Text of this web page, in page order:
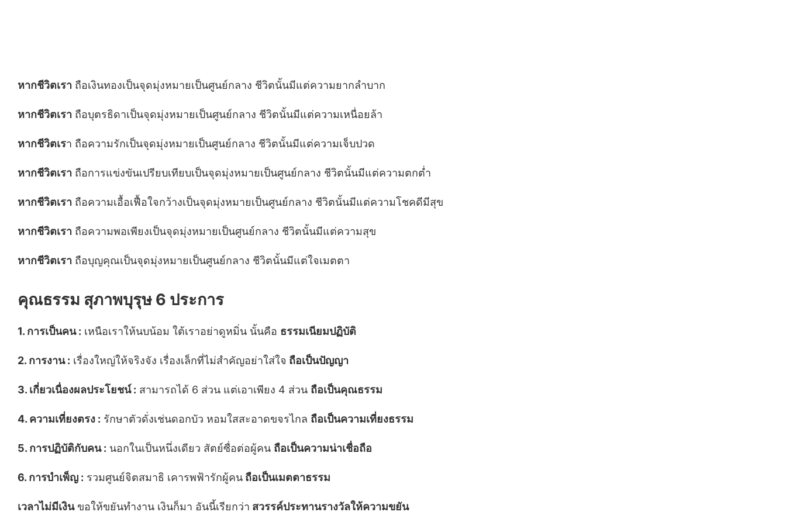
หากชีวิตเรา ถือเงินทองเป็นจุดมุ่งหมายเป็นศูนย์กลาง ชีวิตนั้นมีแต่ความยากลำบาก
หากชีวิตเรา ถือบุตรธิดาเป็นจุดมุ่งหมายเป็นศูนย์กลาง ชีวิตนั้นมีแต่ความเหนื่อยล้า
หากชีวิตเรา ถือความรักเป็นจุดมุ่งหมายเป็นศูนย์กลาง ชีวิตนั้นมีแต่ความเจ็บปวด
หากชีวิตเรา ถือการแข่งขันเปรียบเทียบเป็นจุดมุ่งหมายเป็นศูนย์กลาง ชีวิตนั้นมีแต่ความตกต่ำ
หากชีวิตเรา ถือความเอื้อเฟื้อใจกว้างเป็นจุดมุ่งหมายเป็นศูนย์กลาง ชีวิตนั้นมีแต่ความโชคดีมีสุข
หากชีวิตเรา ถือความพอเพียงเป็นจุดมุ่งหมายเป็นศูนย์กลาง ชีวิตนั้นมีแต่ความสุข
หากชีวิตเรา ถือบุญคุณเป็นจุดมุ่งหมายเป็นศูนย์กลาง ชีวิตนั้นมีแต่ใจเมตตา
คุณธรรม สุภาพบุรุษ 6 ประการ
1. การเป็นคน : เหนือเราให้นบน้อม ใต้เราอย่าดูหมิ่น นั้นคือ ธรรมเนียมปฏิบัติ
2. การงาน : เรื่องใหญ่ให้จริงจัง เรื่องเล็กที่ไม่สำคัญอย่าใส่ใจ ถือเป็นปัญญา
3. เกี่ยวเนื่องผลประโยชน์ : สามารถได้ 6 ส่วน แต่เอาเพียง 4 ส่วน ถือเป็นคุณธรรม
4. ความเที่ยงตรง : รักษาตัวดั่งเช่นดอกบัว หอมใสสะอาดขจรไกล ถือเป็นความเที่ยงธรรม
5. การปฏิบัติกับคน : นอกในเป็นหนึ่งเดียว สัตย์ซื่อต่อผู้คน ถือเป็นความน่าเชื่อถือ
6. การบำเพ็ญ : รวมศูนย์จิตสมาธิ เคารพฟ้ารักผู้คน ถือเป็นเมตตาธรรม
เวลาไม่มีเงินขอให้ขยันทำงาน เงินก็มา อันนี้เรียกว่า สวรรค์ประทานรางวัลให้ความขยัน